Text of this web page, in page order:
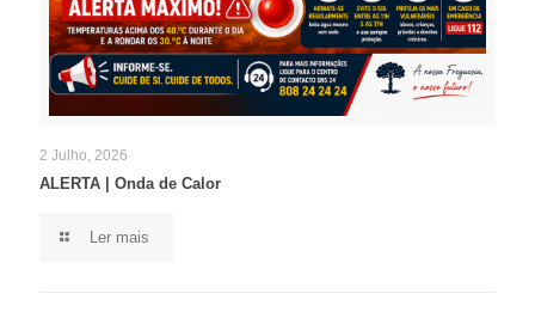
2 Julho, 2026
ALERTA | Onda de Calor
Ler mais